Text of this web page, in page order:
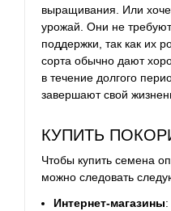
выращивания. Или
урожай. Они не
поддержки, так как их
сорта обычно дают
в течение долгого
завершают свой
КУПИТЬ
Чтобы купить семена
можно следовать
Интернет-магазины: